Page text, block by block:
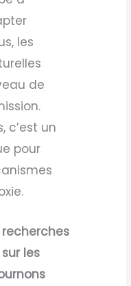
les
de
c’est un
pour
recherches
les